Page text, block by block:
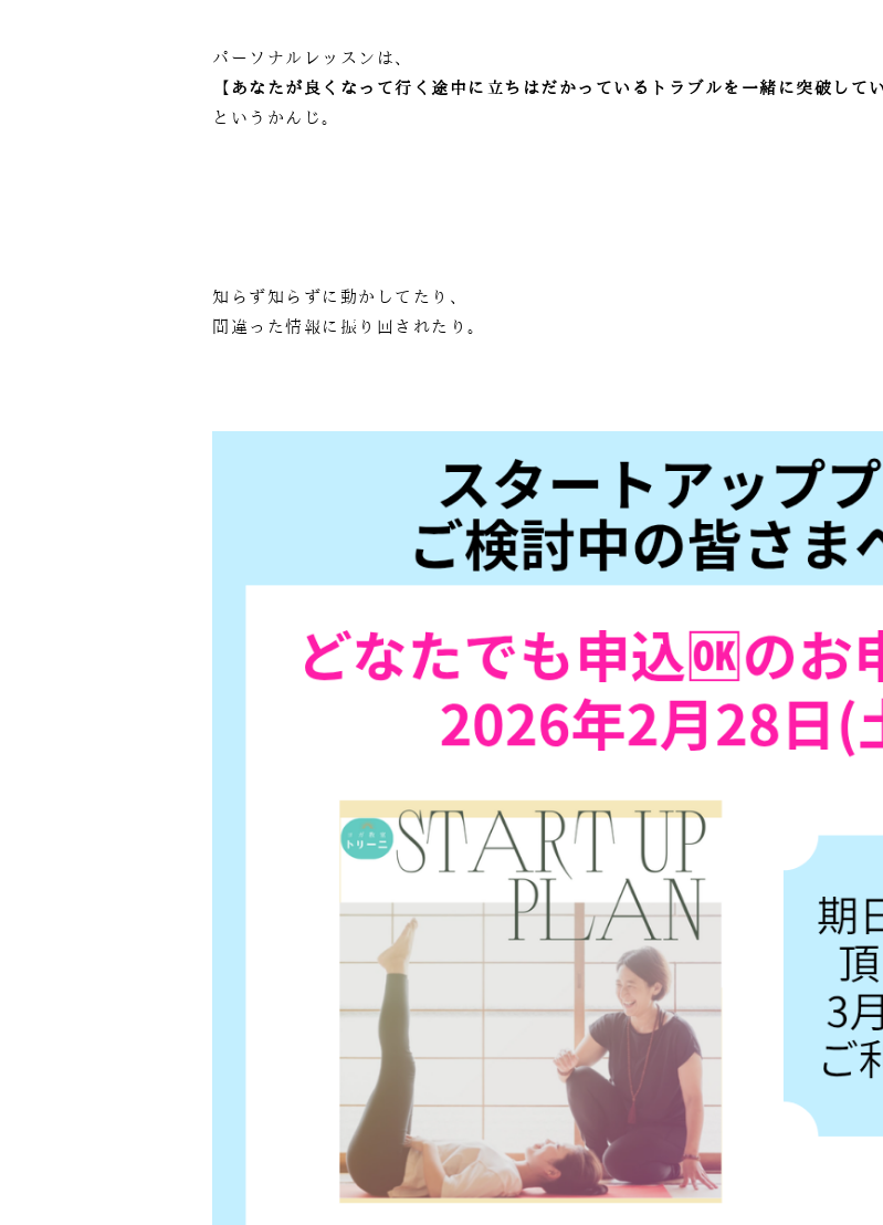
パーソナルレッスンは、
【あなたが良くなって行く途中に立ちはだかっているトラブルを一緒に突破してい
というかんじ。
知らず知らずに動かしてたり、
間違った情報に振り回されたり。